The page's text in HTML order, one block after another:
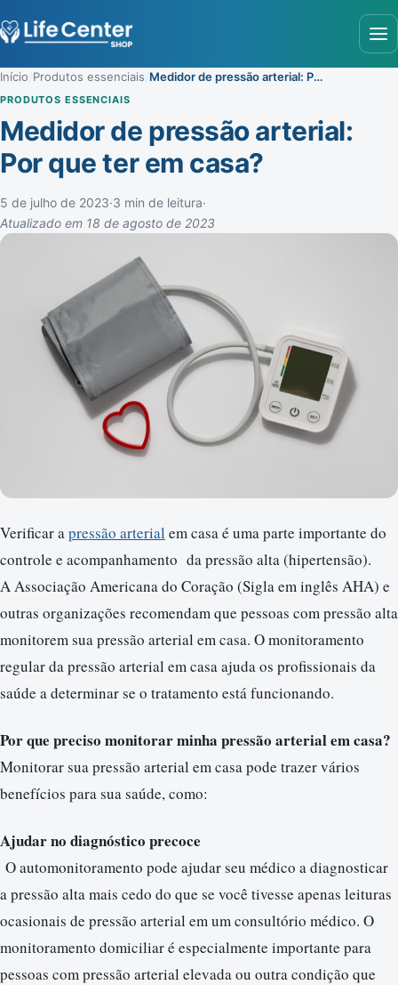
Início Produtos essenciais Medidor de pressão arterial: Por que ter em casa?
PRODUTOS ESSENCIAIS
Medidor de pressão arterial:
Por que ter em casa?
5 de julho de 2023·3 min de leitura·
Atualizado em 18 de agosto de 2023
Verificar apressão arterial em casa é uma parte importante do
controle e acompanhamento da pressão alta (hipertensão).
A Associação Americana do Coração (Sigla em inglês AHA) e
outras organizações recomendam que pessoas com pressão alta
monitorem sua pressão arterial em casa. O monitoramento
regular da pressão arterial em casa ajuda os profissionais da
saúde a determinar se o tratamento está funcionando.
Por que preciso monitorar minha pressão arterial em casa?
Monitorar sua pressão arterial em casa pode trazer vários
benefícios para sua saúde, como:
Ajudar no diagnóstico precoce
O automonitoramento pode ajudar seu médico a diagnosticar
a pressão alta mais cedo do que se você tivesse apenas leituras
ocasionais de pressão arterial em um consultório médico. O
monitoramento domiciliar é especialmente importante para
pessoas com pressão arterial elevada ou outra condição que